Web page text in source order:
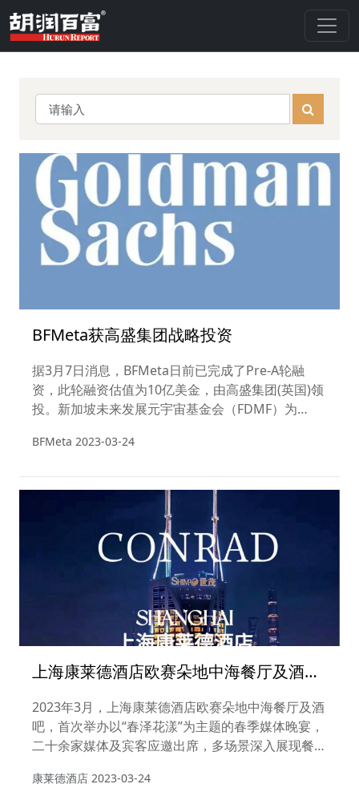
BFMeta获高盛集团战略投资
据3月7日消息，BFMeta日前已完成了Pre-A轮融
资，此轮融资估值为10亿美金，由高盛集团(英国)领
投。新加坡未来发展元宇宙基金会（FDMF）为
BFMeta 2023-03-24
上海康莱德酒店欧赛朵地中海餐厅及酒吧
“春泽花漾”媒体晚宴
2023年3月，上海康莱德酒店欧赛朵地中海餐厅及酒
吧，首次举办以“春泽花漾”为主题的春季媒体晚宴，
二十余家媒体及宾客应邀出席，多场景深入展现餐厅
康莱德酒店 2023-03-24